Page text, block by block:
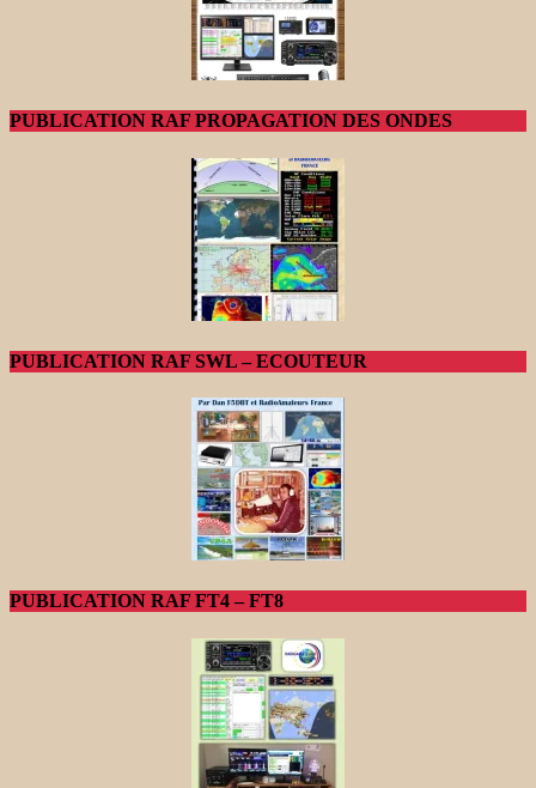
PUBLICATION RAF PROPAGATION DES ONDES
PUBLICATION RAF SWL – ECOUTEUR
PUBLICATION RAF FT4 – FT8